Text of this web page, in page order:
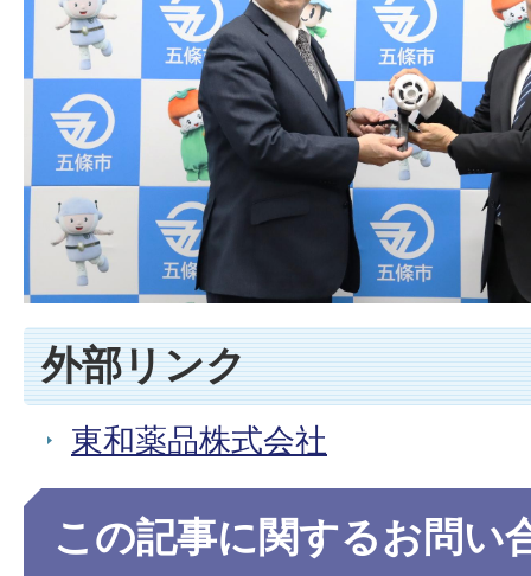
外部リンク
東和薬品株式会社
この記事に関するお問い